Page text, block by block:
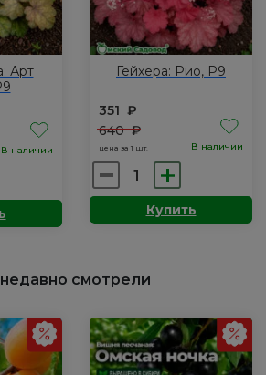
Арт
В наличии
Гейхера: Рио, Р9
351 ₽
640₽
цена за 1 шт. В наличии
Количество
товара
Гейхера:Купить
смотрели